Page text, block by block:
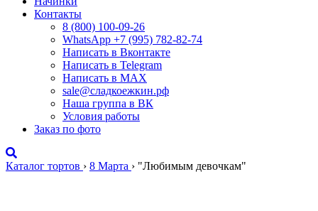
Контакты
8 (800) 100-09-26
WhatsApp +7 (995) 782-82-74
Написать в Вконтакте
Написать в Telegram
Написать в MAX
sale@сладкоежкин.рф
Наша группа в ВК
Условия работы
Заказ по фото
Каталог тортов › 8 Марта › "Любимым девочкам"